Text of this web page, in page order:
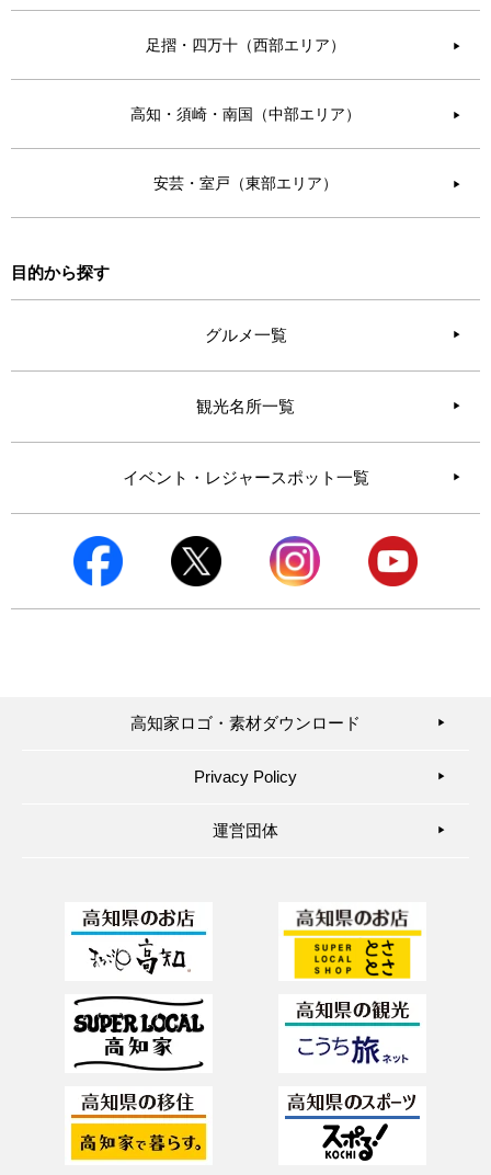
足摺・四万十（西部エリア） ▶︎
高知・須崎・南国（中部エリア） ▶︎
安芸・室戸（東部エリア） ▶︎
目的から探す
グルメ一覧
観光名所一覧
イベント・レジャースポット一覧
高知家ロゴ・素材ダウンロード ▶︎
Privacy Policy ▶︎
運営団体 ▶︎